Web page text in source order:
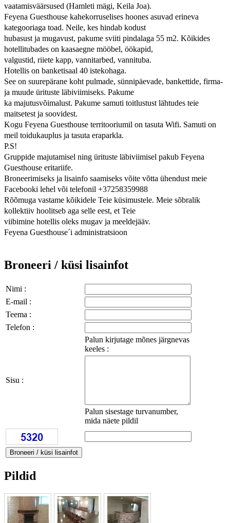
vaatamisväärsused (Hamleti mägi, Keila Joa).
Feyena Guesthouse kahekorruselises hoones asuvad erineva
kategooriaga toad. Neile, kes hindab kodust
hubasust ja mugavust, pakume sviiti pindalaga 55 m2. Kõikides
hotellitubades on kaasaegne mööbel, öökapid,
valgustid, riiete kapp, vannitarbed, vannituba.
Hotellis on banketisaal 40 istekohaga.
See on suurepärane koht pulmade, sünnipäevade, bankettide, firma-
ja muude ürituste läbiviimiseks. Pakume
ka majutusvõimalust. Pakume samuti toitlustust lähtudes teie
maitsetest ja soovidest.
Kogu Feyena Guesthouse territooriumil on tasuta Wifi. Samuti on
meil toidukauplus ja tasuta eraparkla.
P.S!
Gruppide majutamisel ning ürituste läbiviimisel pakub Feyena
Guesthouse eritariife.
Broneerimiseks ja lisainfo saamiseks võite võtta ühendust meie
Facebooki lehel või telefonil +37258359988
Rõõmuga vastame kõikidele Teie küsimustele. Meie sõbralik
kollektiiv hoolitseb aga selle eest, et Teie
viibimine hotellis oleks mugav ja meeldejääv.
Feyena Guesthouse´i administratsioon
Broneeri / küsi lisainfot
Nimi :
E-mail :
Teema :
Telefon :
Palun kirjutage mõnes järgnevas
keeles :
Sisu :
Palun sisestage turvanumber,
mida näete pildil
Pildid